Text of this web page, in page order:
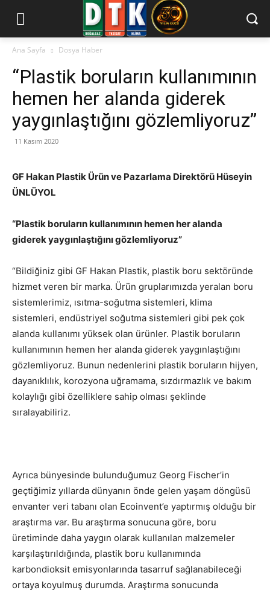
Ana Sayfa Dosya Haber
“Plastik boruların kullanımının
hemen her alanda giderek
yaygınlaştığını gözlemliyoruz”
11 Kasım 2020
GF Hakan Plastik Ürün ve Pazarlama Direktörü Hüseyin
ÜNLÜYOL
“Plastik boruların kullanımının hemen her alanda
giderek yaygınlaştığını gözlemliyoruz”
“Bildiğiniz gibi GF Hakan Plastik, plastik boru sektöründe
hizmet veren bir marka. Ürün gruplarımızda yeralan boru
sistemlerimiz, ısıtma-soğutma sistemleri, klima
sistemleri, endüstriyel soğutma sistemleri gibi pek çok
alanda kullanımı yüksek olan ürünler. Plastik boruların
kullanımının hemen her alanda giderek yaygınlaştığını
gözlemliyoruz. Bunun nedenlerini plastik boruların hijyen,
dayanıklılık, korozyona uğramama, sızdırmazlık ve bakım
kolaylığı gibi özelliklere sahip olması şeklinde
sıralayabiliriz.
Ayrıca bünyesinde bulunduğumuz Georg Fischer’in
geçtiğimiz yıllarda dünyanın önde gelen yaşam döngüsü
envanter veri tabanı olan Ecoinvent’e yaptırmış olduğu bir
araştırma var. Bu araştırma sonucuna göre, boru
üretiminde daha yaygın olarak kullanılan malzemeler
karşılaştırıldığında, plastik boru kullanımında
karbondioksit emisyonlarında tasarruf sağlanabileceği
ortaya koyulmuş durumda. Araştırma sonucunda